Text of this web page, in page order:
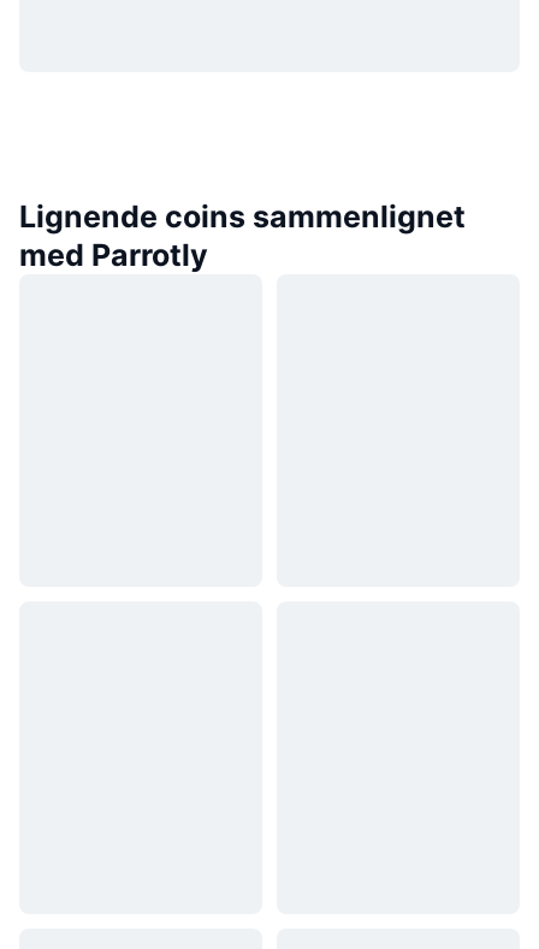
Lignende coins sammenlignet
med Parrotly